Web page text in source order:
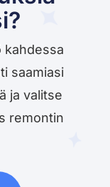
kahdessa
saamiasi
ja valitse
remontin